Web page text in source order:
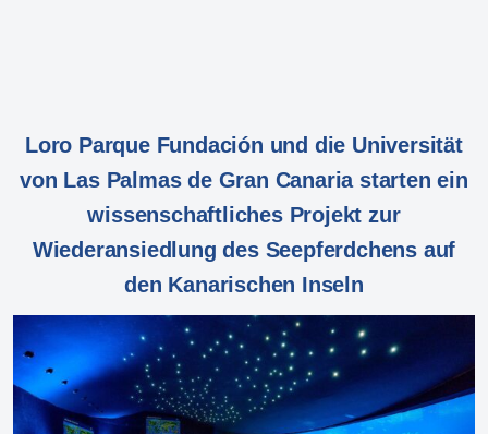
Loro Parque Fundación und die Universität
von Las Palmas de Gran Canaria starten ein
wissenschaftliches Projekt zur
Wiederansiedlung des Seepferdchens auf
den Kanarischen Inseln